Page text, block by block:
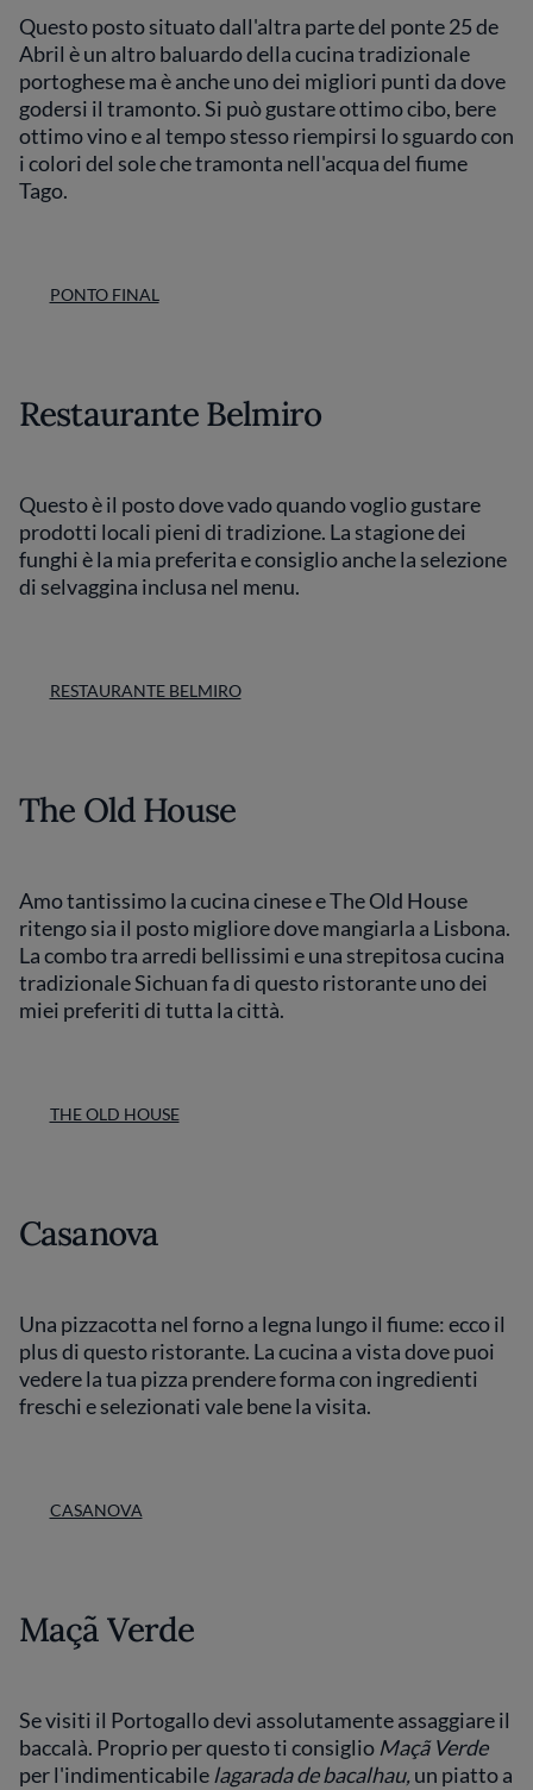
Questo posto situato dall'altra parte del ponte 25 de
Abril è un altro baluardo della cucina tradizionale
portoghese ma è anche uno dei migliori punti da dove
godersi il tramonto. Si può gustare ottimo cibo, bere
ottimo vino e al tempo stesso riempirsi lo sguardo con
i colori del sole che tramonta nell'acqua del fiume
Tago.
PONTO FINAL
Restaurante Belmiro
Questo è il posto dove vado quando voglio gustare
prodotti locali pieni di tradizione. La stagione dei
funghi è la mia preferita e consiglio anche la selezione
di selvaggina inclusa nel menu.
RESTAURANTE BELMIRO
The Old House
Amo tantissimo la cucina cinese e The Old House
ritengo sia il posto migliore dove mangiarla a Lisbona.
La combo tra arredi bellissimi e una strepitosa cucina
tradizionale Sichuan fa di questo ristorante uno dei
miei preferiti di tutta la città.
THE OLD HOUSE
Casanova
Una pizzacotta nel forno a legna lungo il fiume: ecco il
plus di questo ristorante. La cucina a vista dove puoi
vedere la tua pizza prendere forma con ingredienti
freschi e selezionati vale bene la visita.
CASANOVA
Maçã Verde
Se visiti il Portogallo devi assolutamente assaggiare il
baccalà. Proprio per questo ti consiglio Maçã Verde
per l'indimenticabile lagarada de bacalhau,un piatto a